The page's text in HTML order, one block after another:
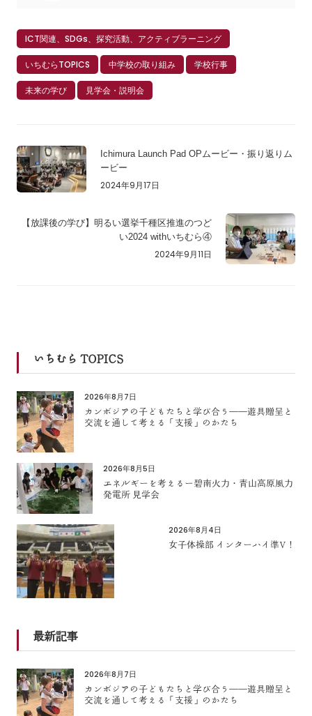
ICT関連、SDGs、探究活動、アクティブラーニング
いちむらTOPICS 中学校の取り組み 学校行事
未来の学び 見学会・説明会
Ichimura Launch Pad OPムービー・振り返りム
ービー
2024年9月17日
【放課後の学び】明るい選挙千種区推進のつど
い2024 withいちむら④
2024年9月11日
いちむら TOPICS
2026年8月7日
カンボジアの子どもたちと学び合う――遊具贈呈と
交流を通して考える「支援」のかたち
2026年8月5日
エネルギーを考えるー碧南火力・青山高原風力
発電所 見学会
2026年8月4日
女子体操部 インターハイ準V！
最新記事
2026年8月7日
カンボジアの子どもたちと学び合う――遊具贈呈と
交流を通して考える「支援」のかたち